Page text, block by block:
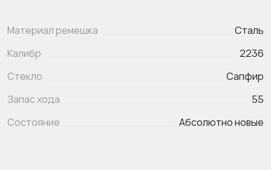
Материал ремешка
Сталь
Калибр
2236
Стекло
Сапфир
Запас хода
55
Состояние
Абсолютно новые